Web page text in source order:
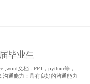
毕业生
文档，PPT，python等，
沟通能力：具有良好的沟通能力